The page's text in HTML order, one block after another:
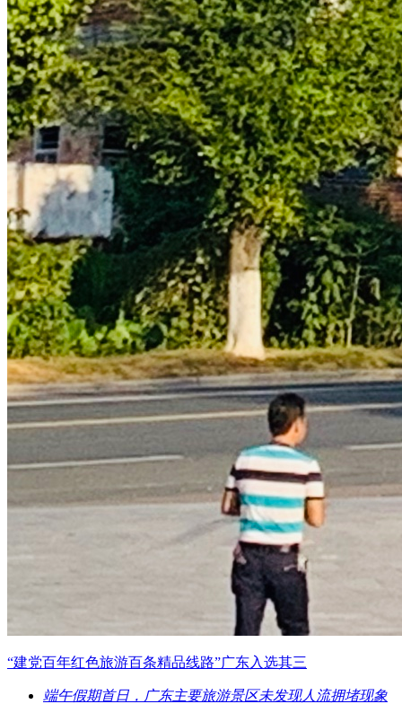
“建党百年红色旅游百条精品线路”广东入选其三
端午假期首日，广东主要旅游景区未发现人流拥堵现象